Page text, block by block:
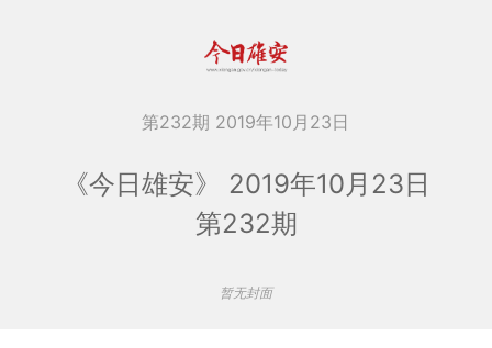
第232期 2019年10月23日
《今日雄安》 2019年10月23日
第232期
暂无封面